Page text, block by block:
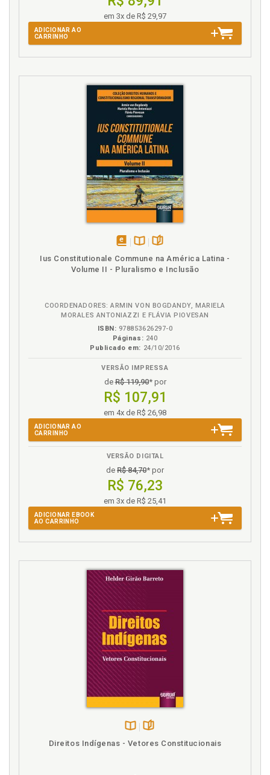
Subjetividade. Constituição da subjetividade, p. 125
dos pacientes), p. 19
Testamento vital. Conceito de testamento vital e a
Resolução CFM 1.995/2012, p. 33
Testamento vital. Linguagem no testamento vital, p.
Testamento vital: lugar de sentidos e contradições,
Textualidade e discursividade, p. 104
Vida digna. Direito à vida digna e à liberdade
em 3x de R$ 29,97
ADICIONAR AO
CARRINHO
em
na
páginas
Ius Constitutionale Commune na América Latina -
Volume II - Pluralismo e Inclusão
COORDENADORES: ARMIN VON BOGDANDY, MARIELA
MORALES ANTONIAZZI E FLÁVIA PIOVESAN
ISBN: 978853626297-0
Páginas: 240
Publicado em: 24/10/2016
VERSÃO IMPRESSA
deR$ 119,90* por
R$ 107,91
em 4x de R$ 26,98
ADICIONAR AO
CARRINHO
VERSÃO DIGITAL
de R$ 84,70* por
R$ 76,23
em 3x de R$ 25,41
ADICIONAR EBOOK
AO CARRINHO
Direitos Indígenas - Vetores Constitucionais